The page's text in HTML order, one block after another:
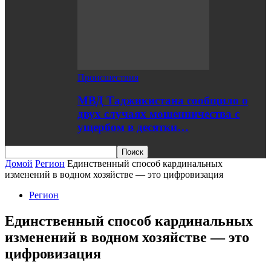
Происшествия
МВД Таджикистана сообщило о
двух случаях мошенничества с
ущербом в десятки…
Домой Регион Единственный способ кардинальных
изменений в водном хозяйстве — это цифровизация
Регион
Единственный способ кардинальных
изменений в водном хозяйстве — это
цифровизация